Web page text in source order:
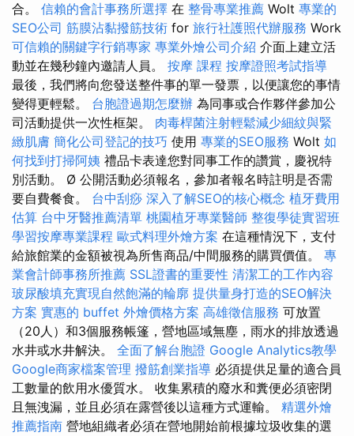
合。 信賴的會計事務所選擇 在 整骨專業推薦 Wolt 專業的
SEO公司 筋膜沾黏撥筋技術 for 旅行社護照代辦服務 Work
可信賴的關鍵字行銷專家 專業外燴公司介紹 介面上建立活
動並在幾秒鐘內邀請人員。 按摩 課程 按摩證照考試指導
最後，我們將向您發送整件事的單一發票，以便讓您的事情
變得更輕鬆。 台胞證過期怎麼辦 為同事或合作夥伴參加公
司活動提供一次性框架。 肉毒桿菌注射輕鬆減少細紋與緊
緻肌膚 簡化公司登記的技巧 使用 專業的SEO服務 Wolt 如
何找到打掃阿姨 禮品卡表達您對同事工作的讚賞，慶祝特
別活動。 Ø 公開活動必須報名，參加者報名時註明是否需
要自費餐食。 台中刮痧 深入了解SEO的核心概念 植牙費用
估算 台中牙醫推薦清單 桃園植牙專業醫師 整復學徒實習班
學習按摩專業課程 歐式料理外燴方案 在這種情況下，支付
給旅館業的金額被視為所售商品/中間服務的購買價值。 專
業會計師事務所推薦 SSL證書的重要性 清潔工的工作內容
玻尿酸填充實現自然飽滿的輪廓 提供量身打造的SEO解決
方案 實惠的 buffet 外燴價格方案 高雄徵信服務 可放置
（20人）和3個服務帳篷，營地區域無塵，雨水的排放透過
水井或水井解決。 全面了解台胞證 Google Analytics教學
Google商家檔案管理 撥筋創業指導 必須提供足量的適合員
工數量的飲用水優質水。 收集累積的廢水和糞便必須密閉
且無洩漏，並且必須在露營後以這種方式運輸。 精選外燴
推薦指南 營地組織者必須在營地開始前根據垃圾收集的選